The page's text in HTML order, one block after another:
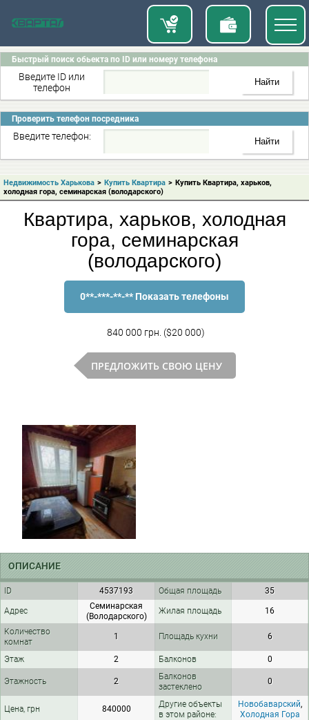
Быстрый поиск обьекта по ID или номеру телефона
Введите ID или
телефон
Проверить телефон посредника
Введите телефон:
Недвижимость Харькова > Купить Квартира > Купить Квартира, харьков,
холодная гора, семинарская (володарского)
Квартира, харьков, холодная
гора, семинарская
(володарского)
0**-***-**-** Показать телефоны
840 000 грн. ($20 000)
ПРЕДЛОЖИТЬ СВОЮ ЦЕНУ
ОПИСАНИЕ
ID 4537193 Общая площадь 35
Адрес
Семинарская
(Володарского)
Жилая площадь 16
Количество
комнат
1 Площадь кухни 6
Этаж 2 Балконов 0
Этажность 2
Балконов
застеклено
0
Цена, грн 840000
Другие объекты
в этом районе:
Новобаварский,
Холодная Гора